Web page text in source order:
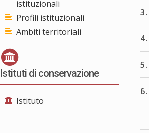
istituzionali
Profili istituzionali
Ambiti territoriali
Istituti di conservazione
Istituto
3 .
4 .
5 .
6 .